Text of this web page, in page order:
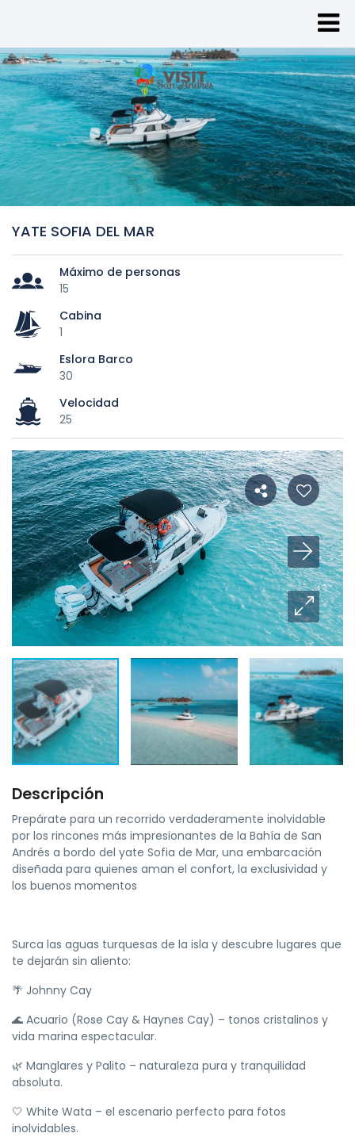
YATE SOFIA DEL MAR
Máximo de personas
15
Cabina
1
Eslora Barco
30
Velocidad
25
Descripción
Prepárate para un recorrido verdaderamente inolvidable
por los rincones más impresionantes de la Bahía de San
Andrés a bordo del yate Sofia de Mar, una embarcación
diseñada para quienes aman el confort, la exclusividad y
los buenos momentos
Surca las aguas turquesas de la isla y descubre lugares que
te dejarán sin aliento:
🌴 Johnny Cay
🌊 Acuario (Rose Cay & Haynes Cay) – tonos cristalinos y
vida marina espectacular.
🌿 Manglares y Palito – naturaleza pura y tranquilidad
absoluta.
🤍 White Wata – el escenario perfecto para fotos
inolvidables.